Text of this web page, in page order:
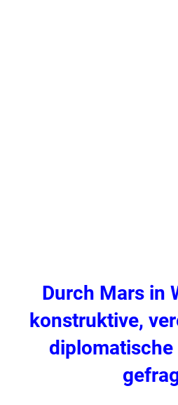
Durch Mars in
konstruktive,
diplomatische